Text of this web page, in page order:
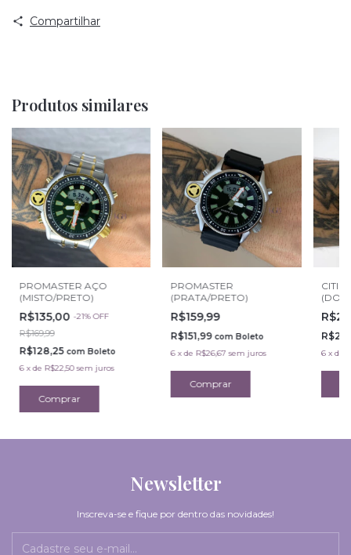
Compartilhar
Produtos similares
PROMASTER AÇO
(MISTO/PRETO)
R$135,00 -21%OFF
R$169,99
R$128,25 com Boleto
6 xde R$22,50 sem juros
PROMASTER
(PRATA/PRETO)
R$159,99
R$151,99 com Boleto
6 xde R$26,67 sem juros 6 x de
Newsletter
Inscreva-se e fique por dentro das novidades!